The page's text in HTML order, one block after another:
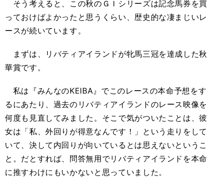
そう考えると、この秋のＧＩシリーズは記念馬券を買
っておけばよかったと思うくらい、歴史的な凄まじいレ
ースが続いています。
まずは、リバティアイランドが牝馬三冠を達成した秋
華賞です。
私は『みんなのKEIBA』でこのレースの本命予想をす
るにあたり、過去のリバティアイランドのレース映像を
何度も見直してみました。そこで気がついたことは、彼
女は「私、外回りが得意なんです！」という走りをして
いて、決して内回りが向いているとは思えないというこ
と。だとすれば、問答無用でリバティアイランドを本命
に推すわけにもいかないと思っていました。